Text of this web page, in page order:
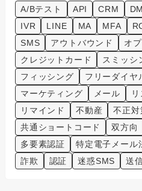
A/Bテスト API CRM DM
IVR
LINE MA MFA
SMS
アウトバウンド オ
クレジットカード
スミッシ
フィッシング
フリーダイヤ
マーケティング
メール
リマインド
不動産 不正対
共通ショートコード
双方向
多要素認証
特定電子メール
詐欺
認証 迷惑SMS 送